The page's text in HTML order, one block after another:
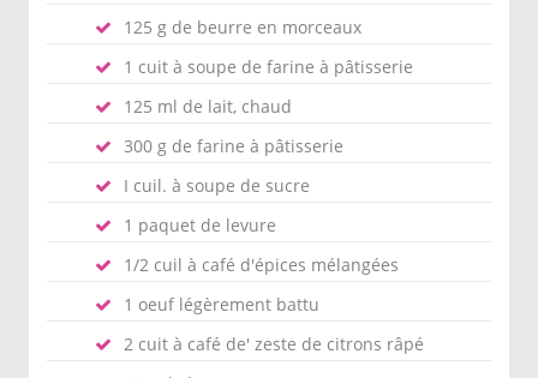
125 g de beurre en morceaux
1 cuit à soupe de farine à pâtisserie
125 ml de lait, chaud
300 g de farine à pâtisserie
I cuil. à soupe de sucre
1 paquet de levure
1/2 cuil à café d'épices mélangées
1 oeuf légèrement battu
2 cuit à café de' zeste de citrons râpé